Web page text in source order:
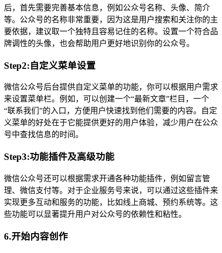
后，首先需要完善基本信息，例如公众号名称、头像、简介
等。公众号的名称非常重要，因为这是用户搜索和关注你的主
要依据，建议取一个独特且容易记住的名称。设置一个符合品
牌调性的头像，也会帮助用户更好地识别你的公众号。
Step2:自定义菜单设置
微信公众号后台提供自定义菜单的功能，你可以根据用户需求
来设置菜单栏。例如，可以创建一个“最新文章”栏目，一个
“联系我们”的入口，方便用户快速找到他们需要的内容。自定
义菜单的好处在于它能提供更好的用户体验，减少用户在公众
号中查找信息的时间。
Step3:功能插件及高级功能
微信公众号还可以根据需求开通各种功能插件，例如留言管
理、微信支付等。对于企业服务号来说，可以通过这些插件来
实现更多互动和服务的功能，比如线上商城、预约系统等。这
些功能可以显著提升用户对公众号的依赖性和粘性。
6.开始内容创作